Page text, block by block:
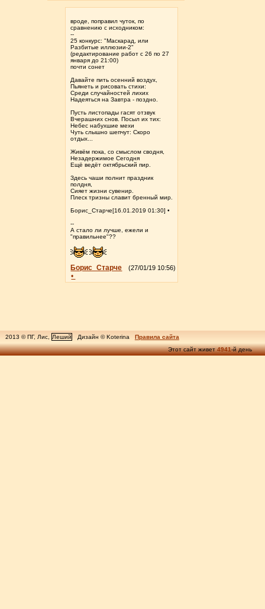
вроде, поправил чуток, по
сравнению с исходником:
--
25 конкурс: "Маскарад, или
Разбитые иллюзии-2"
(редактирование работ с 26 по 27
января до 21:00)
почти сонет
Давайте пить осенний воздух,
Пьянеть и рисовать стихи:
Среди случайностей лихих
Надеяться на Завтра - поздно.
Пусть листопады гасят отзвук
Вчерашних снов. Посыл их тих:
Небес набухшие мехи
Чуть слышно шепчут: Скоро
отдых...
Живём пока, со смыслом сводня,
Незадержимое Сегодня
Ещё ведёт октябрьский пир.
Здесь чаши полнит праздник
полдня,
Сияет жизни сувенир.
Плеск тризны славит бренный мир.
Борис_Старче[16.01.2019 01:30] •
--
А стало ли лучше, ежели и
"правильнее"??
Борис_Старче (27/01/19 10:56)
•
2013 © ПГ, Лис, Леший Дизайн © Koterina
Правила сайта
Этот сайт живет4941-й день